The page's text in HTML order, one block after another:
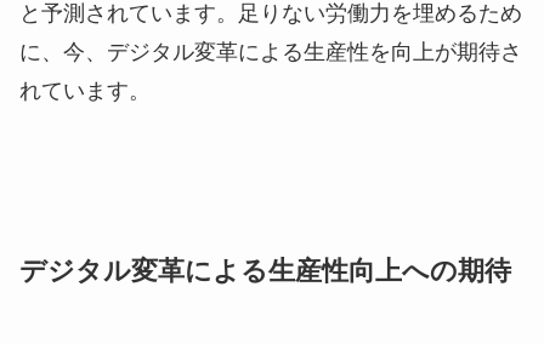
と予測されています。足りない労働力を埋めるため
に、今、デジタル変革による生産性を向上が期待さ
れています。